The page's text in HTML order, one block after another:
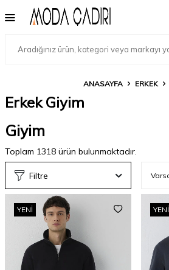
ANASAYFA ERKEK
Erkek Giyim
Giyim
Toplam 1318 ürün bulunmaktadır.
Filtre
YENI YENI